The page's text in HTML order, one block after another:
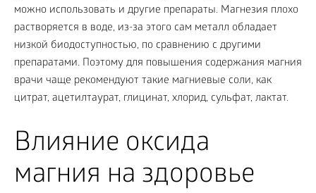
можно использовать и другие препараты. Магнезия плохо
растворяется в воде, из-за этого сам металл обладает
низкой биодоступностью, по сравнению с другими
препаратами. Поэтому для повышения содержания магния
врачи чаще рекомендуют такие магниевые соли, как
цитрат, ацетилтаурат, глицинат, хлорид, сульфат, лактат.
Влияние оксида
магния на здоровье